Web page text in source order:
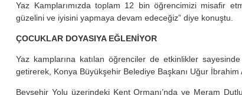
Yaz Kamplarımızda toplam 12 bin öğrencimizi misafir
güzelini ve iyisini yapmaya devam edeceğiz” diye konuştu.
ÇOCUKLAR DOYASIYA EĞLENİYOR
Yaz kamplarına katılan öğrenciler de etkinlikler
getirerek, Konya Büyükşehir Belediye Başkanı Uğur İbrahim
Beyşehir Yolu üzerindeki Kent Ormanı’nda ve Meram